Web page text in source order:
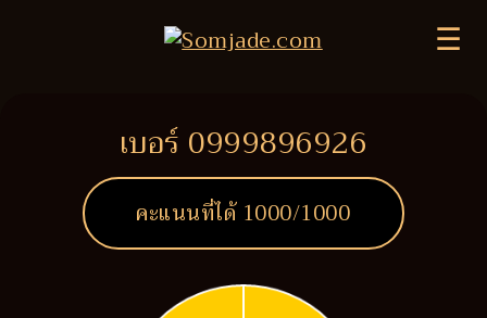
☰
เบอร์ 0999896926
คะแนนที่ได้ 1000/1000